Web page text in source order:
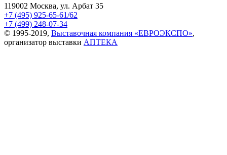
119002 Москва, ул. Арбат 35
+7 (495) 925-65-61/62
+7 (499) 248-07-34
© 1995-2019, Выставочная компания «ЕВРОЭКСПО»,
организатор выставки АПТЕКА